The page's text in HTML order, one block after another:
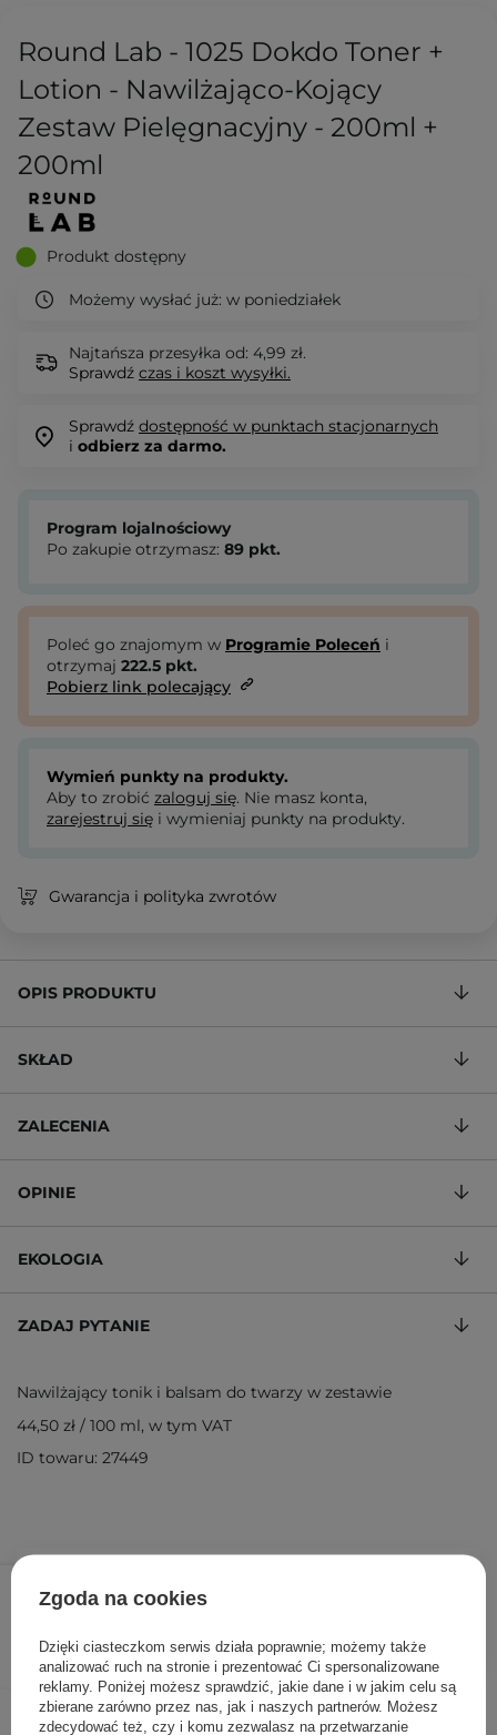
Round Lab - 1025 Dokdo Toner +
Lotion - Nawilżająco-Kojący
Zestaw Pielęgnacyjny - 200ml +
200ml
Produkt dostępny
Możemy wysłać już: w poniedziałek
Najtańsza przesyłka od: 4,99 zł.
Sprawdź czas i koszt wysyłki.
Sprawdź dostępność w punktach stacjonarnych
i odbierz za darmo.
Program lojalnościowy
Po zakupie otrzymasz: 89 pkt.
Poleć go znajomym w Programie Poleceń i
otrzymaj 222.5 pkt.
Pobierz link polecający
Wymień punkty na produkty.
Aby to zrobić zaloguj się. Nie masz konta,
zarejestruj się i wymieniaj punkty na produkty.
Gwarancja i polityka zwrotów
OPIS PRODUKTU
SKŁAD
ZALECENIA
OPINIE
EKOLOGIA
ZADAJ PYTANIE
Nawilżający tonik i balsam do twarzy w zestawie
44,50 zł / 100 ml, w tym VAT
ID towaru: 27449
Inni klienci sprawdzali również
Zgoda na cookies
Dzięki ciasteczkom serwis działa poprawnie; możemy także
analizować ruch na stronie i prezentować Ci spersonalizowane
reklamy. Poniżej możesz sprawdzić, jakie dane i w jakim celu są
zbierane zarówno przez nas, jak i naszych partnerów. Możesz
zdecydować też, czy i komu zezwalasz na przetwarzanie